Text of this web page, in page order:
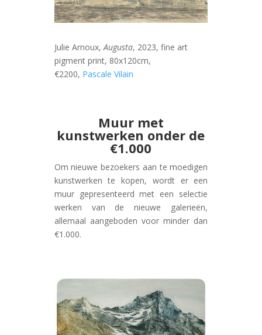
Julie Arnoux,Augusta, 2023, fine art
pigment print, 80x120cm,
€2200, Pascale Vilain
Muur met
kunstwerken onder de
€1.000
Om nieuwe bezoekers aan te moedigen
kunstwerken te kopen, wordt er een
muur gepresenteerd met een selectie
werken van de nieuwe galerieën,
allemaal aangeboden voor minder dan
€1.000.